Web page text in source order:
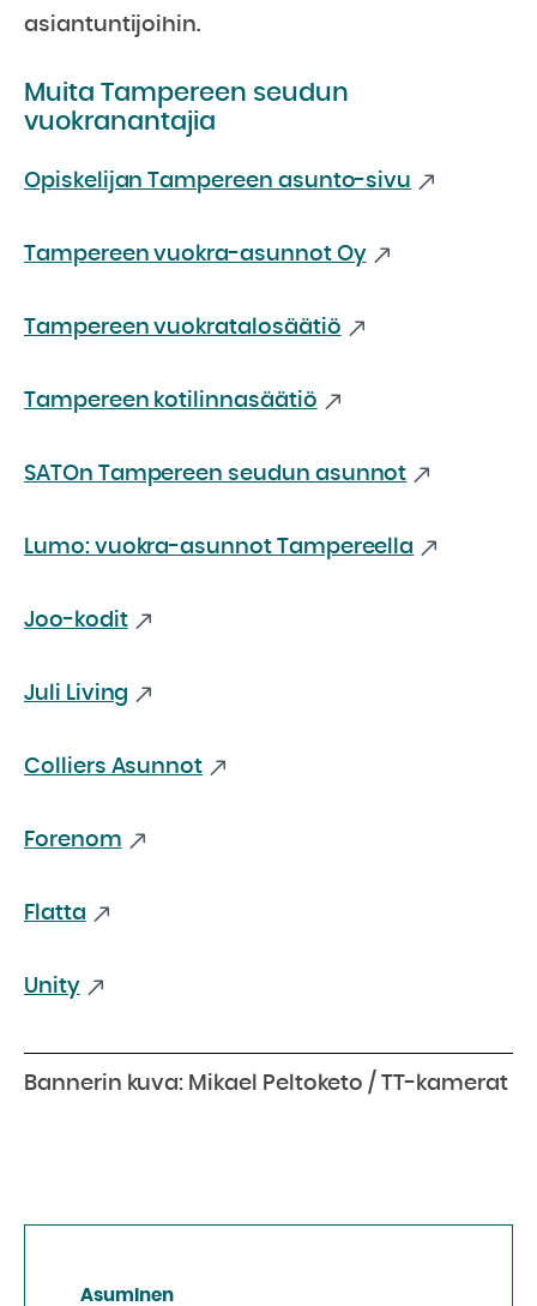
asiantuntijoihin.
Muita Tampereen seudun
vuokranantajia
Opiskelijan Tampereen asunto-sivu
Tampereen vuokra-asunnot Oy
Tampereen vuokratalosäätiö
Tampereen kotilinnasäätiö
SATOn Tampereen seudun asunnot
Lumo: vuokra-asunnot Tampereella
Joo-kodit
Juli Living
Colliers Asunnot
Forenom
Flatta
Unity
Bannerin kuva: Mikael Peltoketo / TT-kamerat
Asuminen